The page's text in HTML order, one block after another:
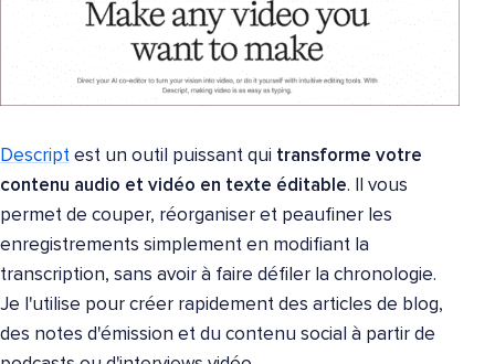
Descript est un outil puissant qui transforme votre
contenu audio et vidéo en texte éditable. Il vous
permet de couper, réorganiser et peaufiner les
enregistrements simplement en modifiant la
transcription, sans avoir à faire défiler la chronologie.
Je l'utilise pour créer rapidement des articles de blog,
des notes d'émission et du contenu social à partir de